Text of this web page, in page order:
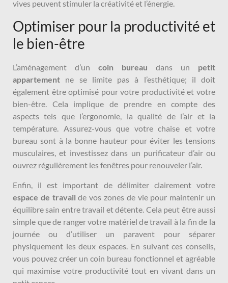
vives peuvent stimuler la créativité et l’énergie.
Optimiser pour la productivité et
le bien-être
L’aménagement d’un coin bureau dans un petit
appartement ne se limite pas à l’esthétique; il doit
également être optimisé pour votre productivité et votre
bien-être. Cela implique de prendre en compte des
aspects tels que l’ergonomie, la qualité de l’air et la
température. Assurez-vous que votre chaise et votre
bureau sont à la bonne hauteur pour éviter les tensions
musculaires, et investissez dans un purificateur d’air ou
ouvrez régulièrement les fenêtres pour renouveler l’air.
Enfin, il est important de délimiter clairement votre
espace de travail de vos zones de vie pour maintenir un
équilibre sain entre travail et détente. Cela peut être aussi
simple que de ranger votre matériel de travail à la fin de la
journée ou d’utiliser un paravent pour séparer
physiquement les deux espaces. En suivant ces conseils,
vous pouvez créer un coin bureau fonctionnel et agréable
qui maximise votre productivité tout en vivant dans un